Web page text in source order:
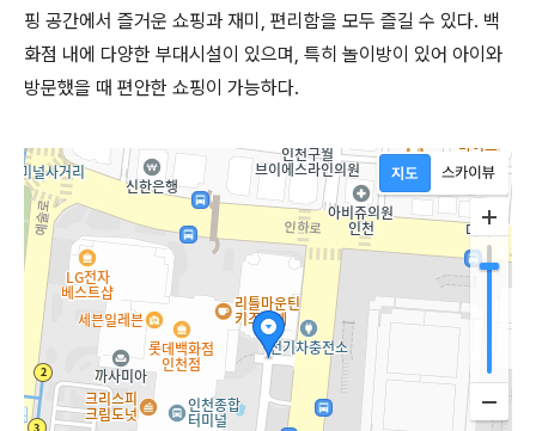
핑 공간에서 즐거운 쇼핑과 재미, 편리함을 모두 즐길 수 있다. 백
화점 내에 다양한 부대시설이 있으며, 특히 놀이방이 있어 아이와
방문했을 때 편안한 쇼핑이 가능하다.